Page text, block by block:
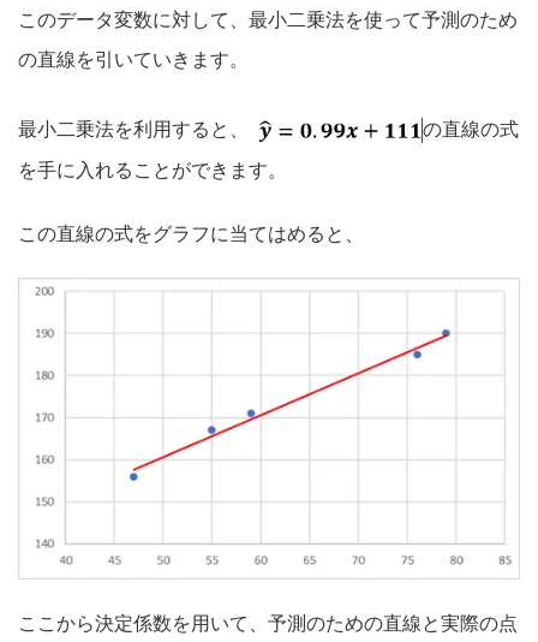
このデータ変数に対して、最小二乗法を使って予測のため
の直線を引いていきます。
最小二乗法を利用すると、
の直線の式
を手に入れることができます。
この直線の式をグラフに当てはめると、
ここから決定係数を用いて、予測のための直線と実際の点